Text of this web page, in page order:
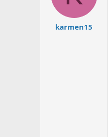
n
karmen15